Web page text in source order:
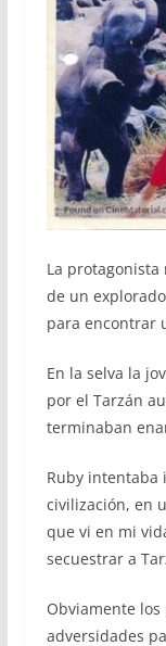
La protagonista
de un
para encontrar
En la selva la
por el Tarzán
terminaban
Ruby intentaba
civilización, en
que vi en mi
secuestrar a
Obviamente
adversidades